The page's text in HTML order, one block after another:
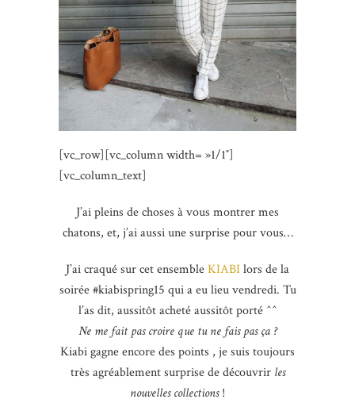
[vc_row][vc_column width= »1/1″]
[vc_column_text]
J’ai pleins de choses à vous montrer mes
chatons, et, j’ai aussi une surprise pour vous…
J’ai craqué sur cet ensembleKIABIlors de la
soirée #kiabispring15 qui a eu lieu vendredi. Tu
l’as dit, aussitôt acheté aussitôt porté ^^
Ne me fait pas croire que tu ne fais pas ça ?
Kiabi gagne encore des points , je suis toujours
très agréablement surprise de découvrirles
nouvelles collections!